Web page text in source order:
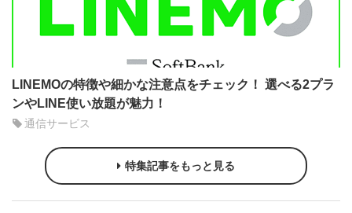
LINEMOの特徴や細かな注意点をチェック！ 選べる2プラ
ンやLINE使い放題が魅力！
通信サービス
特集記事をもっと見る